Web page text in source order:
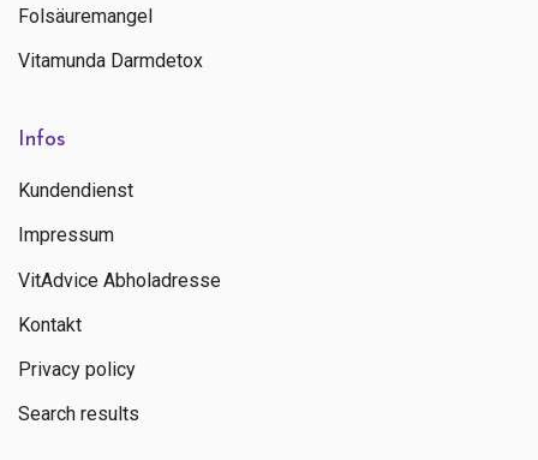
Folsäuremangel
Vitamunda Darmdetox
Infos
Kundendienst
Impressum
VitAdvice Abholadresse
Kontakt
Privacy policy
Search results